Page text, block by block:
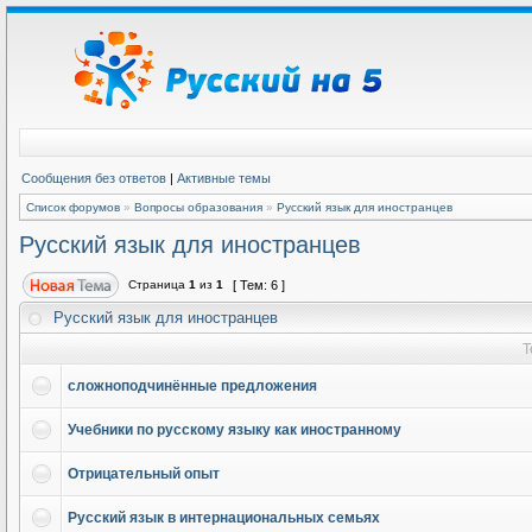
Сообщения без ответов | Активные темы
Список форумов » Вопросы образования » Русский язык для иностранцев
Русский язык для иностранцев
Страница 1 из 1 [ Тем: 6 ]
Русский язык для иностранцев
сложноподчинённые предложения
Учебники по русскому языку как иностранному
Отрицательный опыт
Русский язык в интернациональных семьях